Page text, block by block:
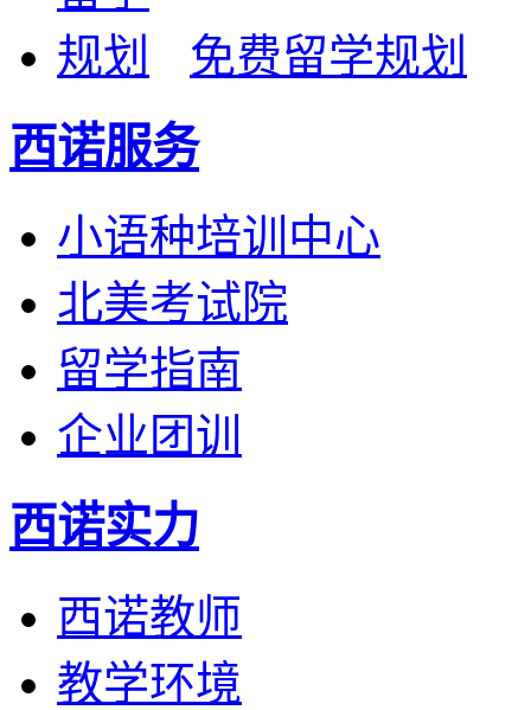
免费留学规划
西诺服务
小语种培训中心
北美考试院
留学指南
企业团训
西诺实力
西诺教师
教学环境